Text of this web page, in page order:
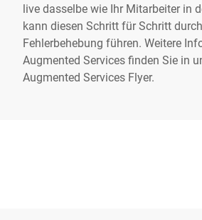
live dasselbe wie Ihr Mitarbeiter in
kann diesen Schritt für Schritt
Fehlerbehebung führen. Weitere
Augmented Services finden Sie in
Augmented Services Flyer.